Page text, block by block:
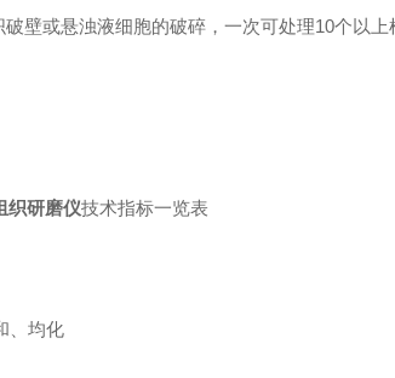
壁或悬浊液细胞的破碎，一次可处理10个以上
织研磨仪技术指标一览表
和、均化